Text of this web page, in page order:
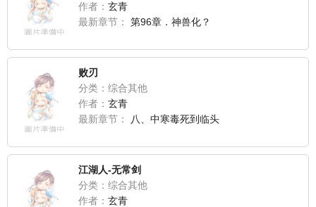
作者： 玄青
最新章节：
第96章．神兽化？
败刃
分类：综合其他
作者： 玄青
最新章节：
八、中寒毒死到临头
江湖人-无常剑
分类：综合其他
作者： 玄青